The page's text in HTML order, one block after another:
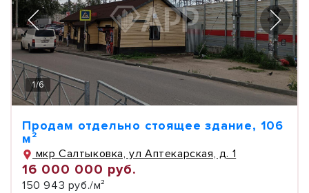
1/6
Продам отдельно стоящее здание, 106
м²
мкр Салтыковка, ул Аптекарская, д. 1
16 000 000 руб.
150 943 руб./м²